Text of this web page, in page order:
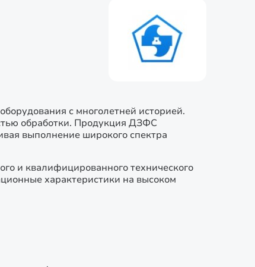
с многолетней историей.
обработки. Продукция ДЗФС
выполнение широкого спектра
и квалифицированного технического
характеристики на высоком